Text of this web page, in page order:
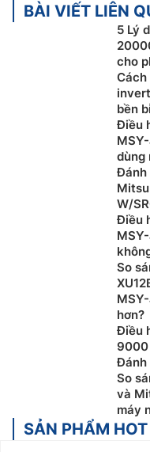
Nếu trước kia, Heavy
máy của Mitsubishi.
đã là 2 hãng nhỏ với
Mitsubishi Electric và
Điều hòa Mitsubishi
model điều hòa bắt
Mitsubishi Heavy
Điều hòa Mitsubishi
điều hòa bắt đầu với
Mitsubishi Electric
Các sản phẩm điều
tại Thái Lan với
Có thể nói Mitsubishi
hòa có chất lượng
Phân loại các dòng
Dòng sản phẩm điều
theo công suất và
gian và nhu cầu sử
BÀI VIẾT LIÊN
5 Lý
cho
bền
Điều
dùng
Đánh
W/
Điều
So
hơn?
Điều
9000
Đánh
So
và
máy
SẢN PHẨM HOT